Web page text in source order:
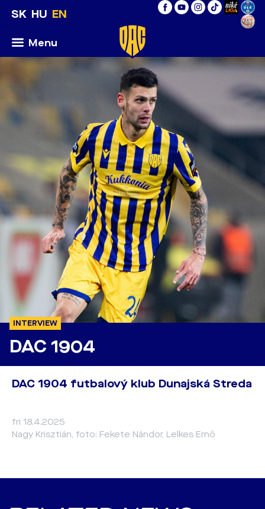
SK HU EN
Menu
INTERVIEW
DAC 1904
DAC 1904 futbalový klub Dunajská Streda
fri 18.4.2025
Nagy Krisztián, foto: Fekete Nándor, Lelkes Ernő